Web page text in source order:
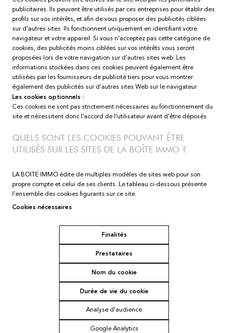
publicitaires. Ils peuvent être utilisés par ces entreprises pour établir des
profils sur vos intérêts, et afin de vous proposer des publicités ciblées
sur d’autres sites. Ils fonctionnent uniquement en identifiant votre
navigateur et votre appareil. Si vous n’acceptez pas cette catégorie de
cookies, des publicités moins ciblées sur vos intérêts vous seront
proposées lors de votre navigation sur d’autres sites web. Les
informations stockées dans ces cookies peuvent également être
utilisées par les fournisseurs de publicité tiers pour vous montrer
également des publicités sur d’autres sites Web sur le navigateur
Les cookies optionnels :
Ces cookies ne sont pas strictement nécessaires au fonctionnement du
site et nécessitent donc l’accord de l’utilisateur avant d’être déposés.
QUELS SONT LES COOKIES POUVANT ÊTRE
UTILISÉS SUR LES SITES DE LA BOÎTE IMMO ?
LA BOITE IMMO édite de multiples modèles de sites web pour son
propre compte et celui de ses clients. Le tableau ci-dessous présente
l’ensemble des cookies figurants sur ce site.
Cookies nécessaires
Finalités
Prestataires
Nom du cookie
Durée de vie du cookie
Analyse d'audience
Google Analytics